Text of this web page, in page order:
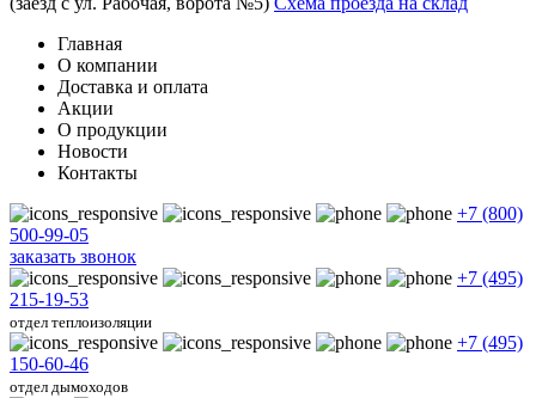
Главная
О компании
Доставка и оплата
Акции
О продукции
Новости
Контакты
+7 (800)
500-99-05
заказать звонок
+7 (495)
215-19-53
отдел теплоизоляции
+7 (495)
150-60-46
отдел дымоходов